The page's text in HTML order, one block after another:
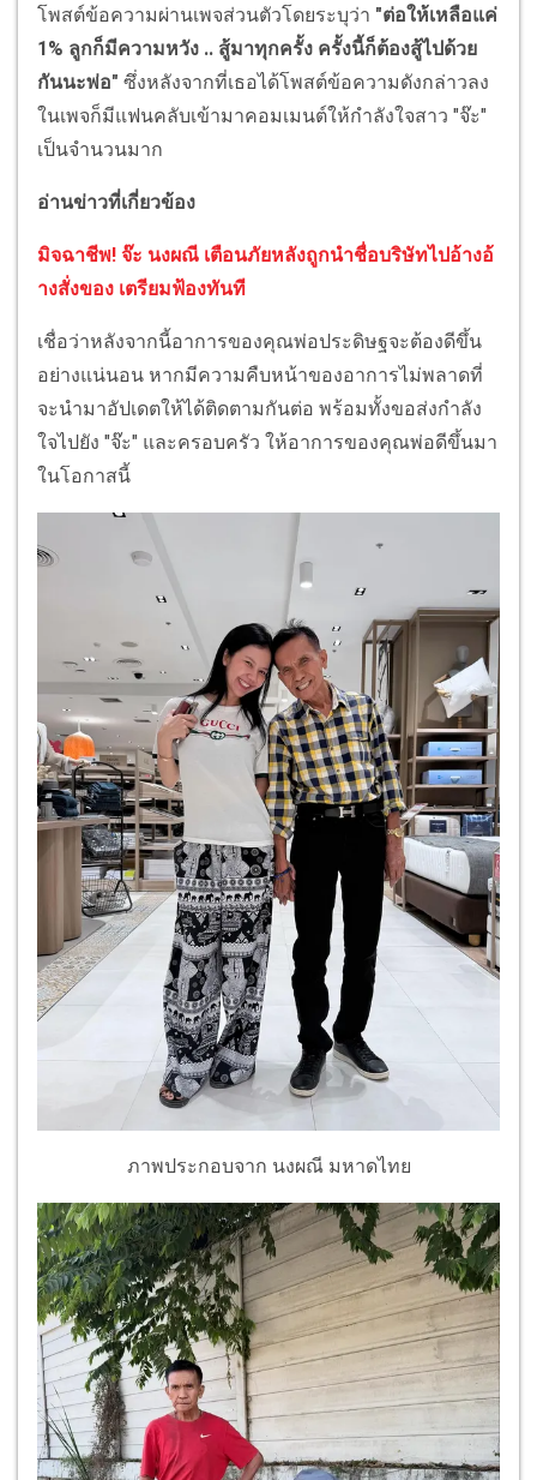
โพสต์ข้อความผ่านเพจส่วนตัวโดยระบุว่า "ต่อให้เหลือแค่
1% ลูกก็มีความหวัง .. สู้มาทุกครั้ง ครั้งนี้ก็ต้องสู้ไปด้วย
กันนะพ่อ" ซึ่งหลังจากที่เธอได้โพสต์ข้อความดังกล่าวลง
ในเพจก็มีแฟนคลับเข้ามาคอมเมนต์ให้กำลังใจสาว "จ๊ะ"
เป็นจำนวนมาก
อ่านข่าวที่เกี่ยวข้อง
มิจฉาชีพ! จ๊ะ นงผณี เตือนภัยหลังถูกนำชื่อบริษัทไปอ้างอ้
างสั่งของ เตรียมฟ้องทันที
เชื่อว่าหลังจากนี้อาการของคุณพ่อประดิษฐจะต้องดีขึ้น
อย่างแน่นอน หากมีความคืบหน้าของอาการไม่พลาดที่
จะนำมาอัปเดตให้ได้ติดตามกันต่อ พร้อมทั้งขอส่งกำลัง
ใจไปยัง "จ๊ะ" และครอบครัว ให้อาการของคุณพ่อดีขึ้นมา
ในโอกาสนี้
ภาพประกอบจาก นงผณี มหาดไทย